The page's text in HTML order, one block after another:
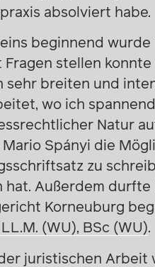
absolviert habe.
eins beginnend
Fragen stellen
sehr breiten und
wo ich
Natur
Mario Spányi die
zu
hat. Außerdem
Korneuburg
(WU), BSc (WU).
juristischen Arbeit